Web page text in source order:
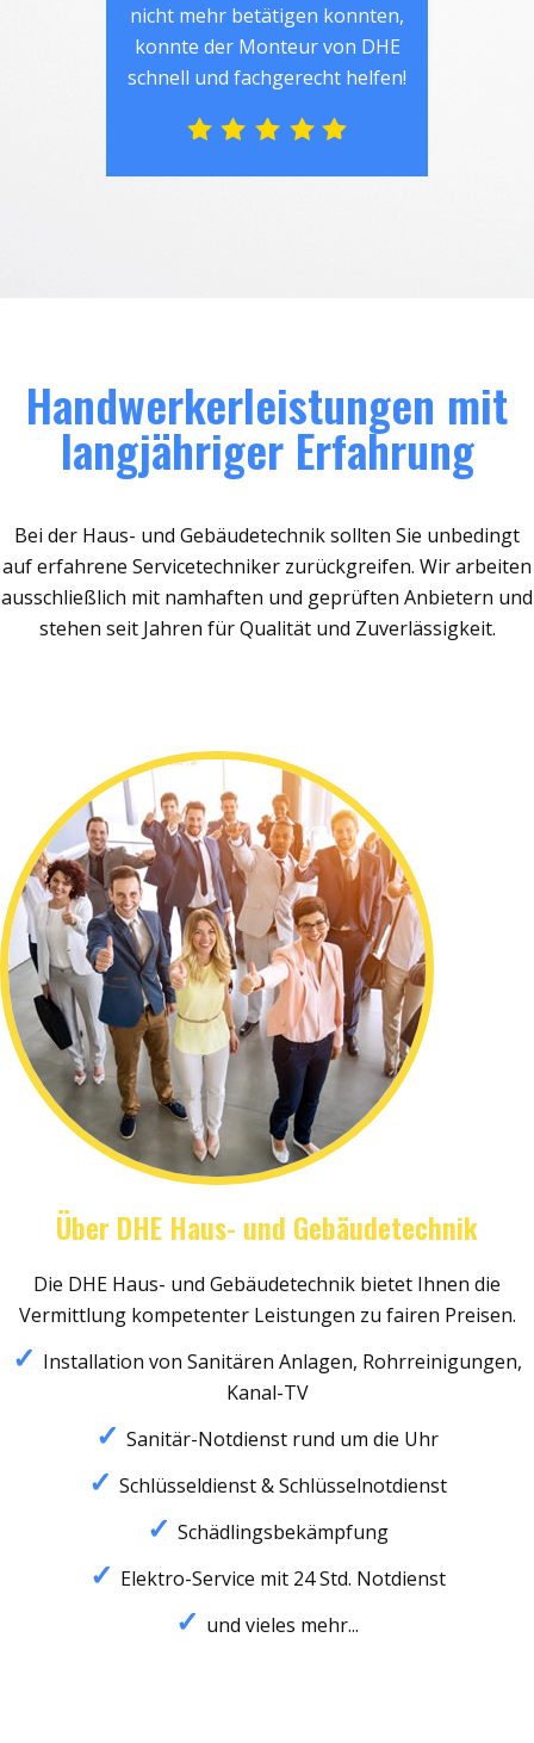
nicht mehr betätigen konnten,
konnte der Monteur von DHE
schnell und fachgerecht helfen!
Handwerkerleistungen mit
langjähriger Erfahrung
Bei der Haus- und Gebäudetechnik sollten Sie unbedingt
auf erfahrene Servicetechniker zurückgreifen. Wir arbeiten
ausschließlich mit namhaften und geprüften Anbietern und
stehen seit Jahren für Qualität und Zuverlässigkeit.
Über DHE Haus- und Gebäudetechnik
Die DHE Haus- und Gebäudetechnik bietet Ihnen die
Vermittlung kompetenter Leistungen zu fairen Preisen.
Installation von Sanitären Anlagen, Rohrreinigungen,
Kanal-TV
Sanitär-Notdienst rund um die Uhr
Schlüsseldienst & Schlüsselnotdienst
Schädlingsbekämpfung
Elektro-Service mit 24 Std. Notdienst
und vieles mehr...